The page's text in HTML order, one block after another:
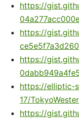
https://
https://
https://
https://elliptic-
17/
https://